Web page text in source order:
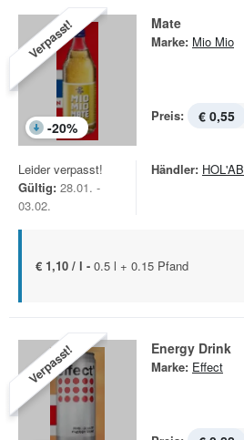
Verpasst!
-20%
Mate
Marke: Mio Mio
Preis: € 0,55
Leider verpasst!
Gültig: 28.01. -
03.02.
Händler: HOL'AB
€ 1,10 / l - 0.5 l + 0.15 Pfand
Verpasst! Energy Drink
Marke: Effect